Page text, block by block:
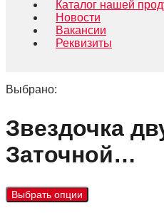
Каталог нашей
Новости
Вакансии
Реквизиты
Выбрано:
Звездочка
Заточной…
Выбрать опции